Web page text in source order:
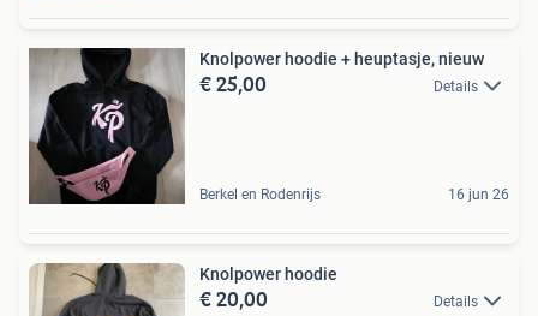
Knolpower hoodie + heuptasje, nieuw
€ 25,00 Details
Berkel en Rodenrijs 16 jun 26
Knolpower hoodie
€ 20,00 Details